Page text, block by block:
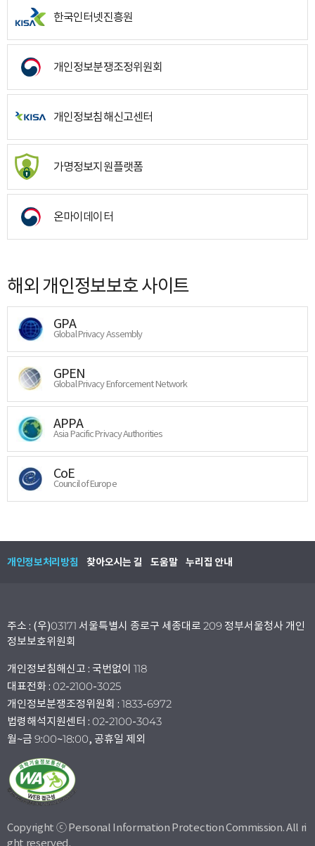
한국인터넷진흥원
개인정보분쟁조정위원회
개인정보침해신고센터
가명정보지원플랫폼
온마이데이터
해외 개인정보보호 사이트
GPA
Global Privacy Assembly
GPEN
Global Privacy Enforcement Network
APPA
Asia Pacific Privacy Authorities
CoE
Council of Europe
개인정보처리방침 찾아오시는 길 도움말 누리집 안내
주소 : (우)03171 서울특별시 종로구 세종대로 209 정부서울청사 개인
정보보호위원회
개인정보침해신고 : 국번없이 118
대표전화 : 02-2100-3025
개인정보분쟁조정위원회 : 1833-6972
법령해석지원센터 : 02-2100-3043
월~금 9:00~18:00, 공휴일 제외
Copyright ⓒ Personal Information Protection Commission. All ri
ght reserved.